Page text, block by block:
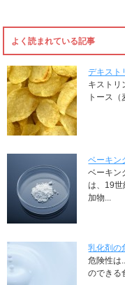
よく読まれている記事
デキスト
キストリ
トース（
ベーキン
ベーキン
は、19世
加物...
乳化剤の
危険性は
のできる